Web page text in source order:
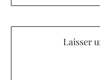
Laisser